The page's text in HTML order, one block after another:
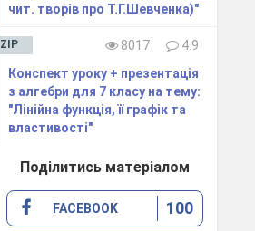
чит. творів про Т.Г.Шевченка)"
ZIP 8017
4.9
Конспект уроку + презентація
з алгебри для 7 класу на тему:
"Лінійна функція, її графік та
властивості"
Поділитись матеріалом
FACEBOOK 100